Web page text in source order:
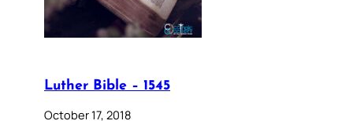
Luther Bible – 1545
October 17, 2018